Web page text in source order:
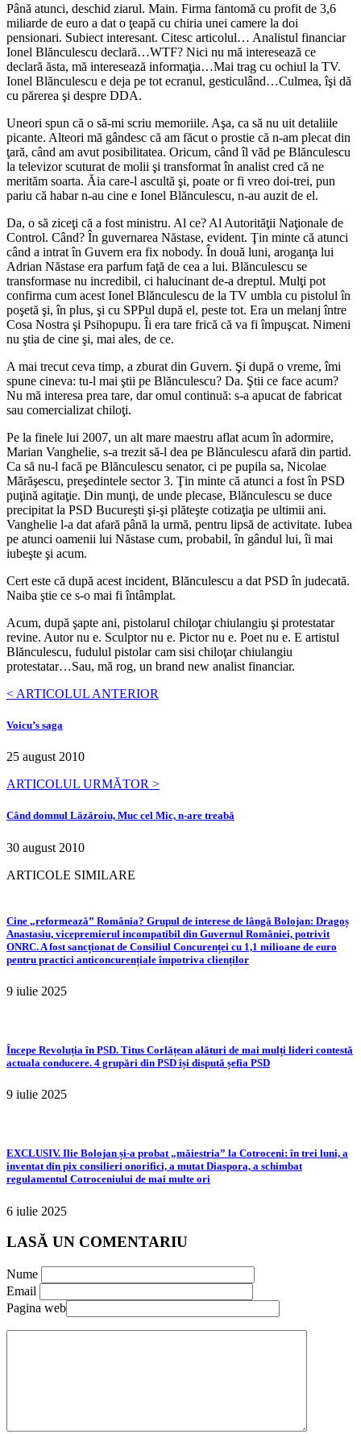
Până atunci, deschid ziarul. Main. Firma fantomă cu profit de 3,6
miliarde de euro a dat o ţeapă cu chiria unei camere la doi
pensionari. Subiect interesant. Citesc articolul… Analistul financiar
Ionel Blănculescu declară…WTF? Nici nu mă interesează ce
declară ăsta, mă interesează informaţia…Mai trag cu ochiul la TV.
Ionel Blănculescu e deja pe tot ecranul, gesticulând…Culmea, îşi dă
cu părerea şi despre DDA.
Uneori spun că o să-mi scriu memoriile. Aşa, ca să nu uit detaliile
picante. Alteori mă gândesc că am făcut o prostie că n-am plecat din
ţară, când am avut posibilitatea. Oricum, când îl văd pe Blănculescu
la televizor scuturat de molii şi transformat în analist cred că ne
merităm soarta. Ăia care-l ascultă şi, poate or fi vreo doi-trei, pun
pariu că habar n-au cine e Ionel Blănculescu, n-au auzit de el.
Da, o să ziceţi că a fost ministru. Al ce? Al Autorităţii Naţionale de
Control. Când? În guvernarea Năstase, evident. Ţin minte că atunci
când a intrat în Guvern era fix nobody. În două luni, aroganţa lui
Adrian Năstase era parfum faţă de cea a lui. Blănculescu se
transformase nu incredibil, ci halucinant de-a dreptul. Mulţi pot
confirma cum acest Ionel Blănculescu de la TV umbla cu pistolul în
poşetă şi, în plus, şi cu SPPul după el, peste tot. Era un melanj între
Cosa Nostra şi Psihopupu. Îi era tare frică că va fi împuşcat. Nimeni
nu ştia de cine şi, mai ales, de ce.
A mai trecut ceva timp, a zburat din Guvern. Şi după o vreme, îmi
spune cineva: tu-l mai ştii pe Blănculescu? Da. Ştii ce face acum?
Nu mă interesa prea tare, dar omul continuă: s-a apucat de fabricat
sau comercializat chiloţi.
Pe la finele lui 2007, un alt mare maestru aflat acum în adormire,
Marian Vanghelie, s-a trezit să-l dea pe Blănculescu afară din partid.
Ca să nu-l facă pe Blănculescu senator, ci pe pupila sa, Nicolae
Mărăşescu, preşedintele sector 3. Ţin minte că atunci a fost în PSD
puţină agitaţie. Din munţi, de unde plecase, Blănculescu se duce
precipitat la PSD Bucureşti şi-şi plăteşte cotizaţia pe ultimii ani.
Vanghelie l-a dat afară până la urmă, pentru lipsă de activitate. Iubea
pe atunci oamenii lui Năstase cum, probabil, în gândul lui, îi mai
iubeşte şi acum.
Cert este că după acest incident, Blănculescu a dat PSD în judecată.
Naiba ştie ce s-o mai fi întâmplat.
Acum, după şapte ani, pistolarul chiloţar chiulangiu şi protestatar
revine. Autor nu e. Sculptor nu e. Pictor nu e. Poet nu e. E artistul
Blănculescu, fudulul pistolar cam sisi chiloţar chiulangiu
protestatar…Sau, mă rog, un brand new analist financiar.
< ARTICOLUL ANTERIOR
Voicu’s saga
25 august 2010
ARTICOLUL URMĂTOR >
Când domnul Lăzăroiu, Muc cel Mic, n-are treabă
30 august 2010
ARTICOLE SIMILARE
Cine „reformează” România? Grupul de interese de lângă Bolojan: Dragoș
Anastasiu, vicepremierul incompatibil din Guvernul României, potrivit
ONRC. A fost sancționat de Consiliul Concurenței cu 1,1 milioane de euro
pentru practici anticoncurențiale împotriva clienților
9 iulie 2025
Începe Revoluția în PSD. Titus Corlățean alături de mai mulți lideri contestă
actuala conducere. 4 grupări din PSD își dispută șefia PSD
9 iulie 2025
EXCLUSIV. Ilie Bolojan și-a probat „măiestria” la Cotroceni: în trei luni, a
inventat din pix consilieri onorifici, a mutat Diaspora, a schimbat
regulamentul Cotroceniului de mai multe ori
6 iulie 2025
LASĂ UN COMENTARIU
Nume
Email
Pagina web